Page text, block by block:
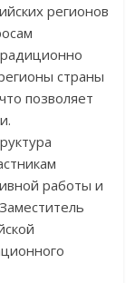
регионов
страны
позволяет
работы и